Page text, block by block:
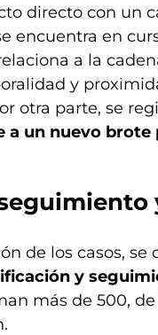
directo con un
encuentra en
a la
y
otra parte, se
a un nuevo
de los casos, se
y
más de 500,